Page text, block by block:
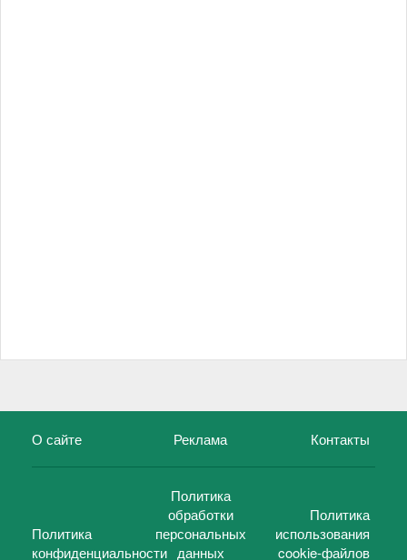
О сайте Реклама Контакты
Политика
конфиденциальности
Политика
обработки
персональных
данных
Политика
использования
cookie-файлов